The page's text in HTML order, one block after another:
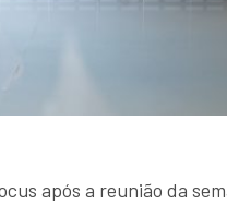
após a reunião da